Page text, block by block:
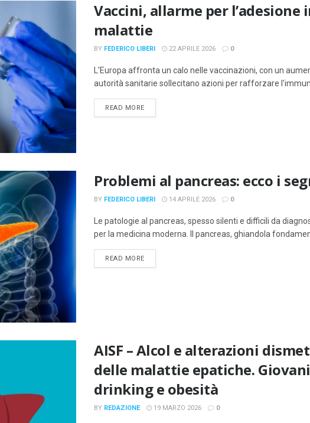
Vaccini, allarme per l’adesione
malattie
BY FEDERICO LIBERI 22 APRILE 2026 0
L'Europa affronta un calo nelle vaccinazioni, con un
autorità sanitarie sollecitano azioni per rafforzare
READ MOREDETAILS
Problemi al pancreas: ecco i
BY FEDERICO LIBERI 14 APRILE 2026 0
Le patologie al pancreas, spesso silenti e difficili da
per la medicina moderna. Il pancreas, ghiandola
READ MOREDETAILS
AISF – Alcol e alterazioni
delle malattie epatiche.
drinking e obesità
BY REDAZIONE 19 MARZO 2026 0